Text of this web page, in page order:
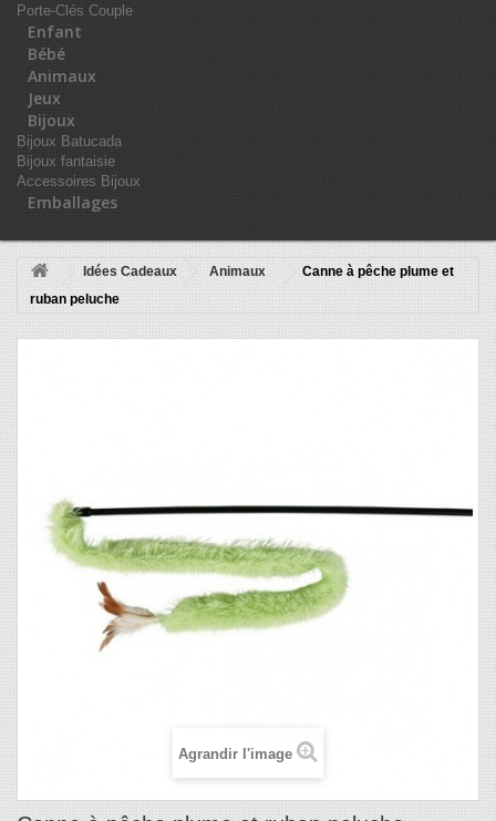
Porte-Clés Couple
Enfant
Bébé
Animaux
Jeux
Bijoux
Bijoux Batucada
Bijoux fantaisie
Accessoires Bijoux
Emballages
Idées Cadeaux Animaux
Canne à pêche plume et
ruban peluche
Agrandir l'image